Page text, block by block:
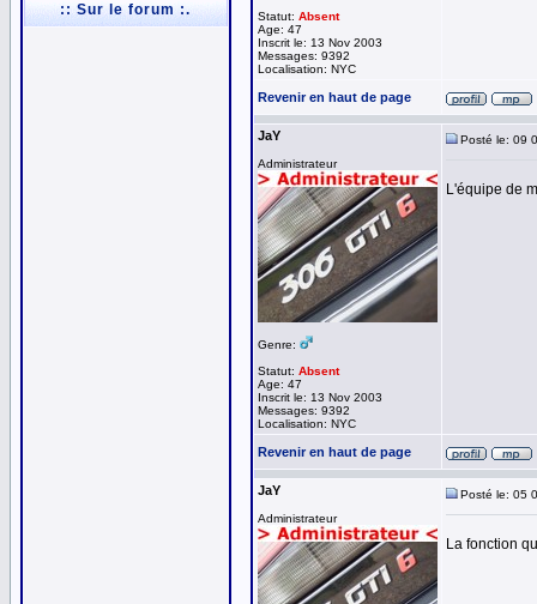
:: Sur le forum :.
Statut: Absent
Age: 47
Inscrit le: 13 Nov 2003
Messages: 9392
Localisation: NYC
Revenir en haut de page
JaY
Administrateur
Genre:
Statut: Absent
Age: 47
Inscrit le: 13 Nov 2003
Messages: 9392
Localisation: NYC
Posté le: 09
L'équipe de
Revenir en haut de page
JaY
Administrateur
Posté le: 05
La fonction